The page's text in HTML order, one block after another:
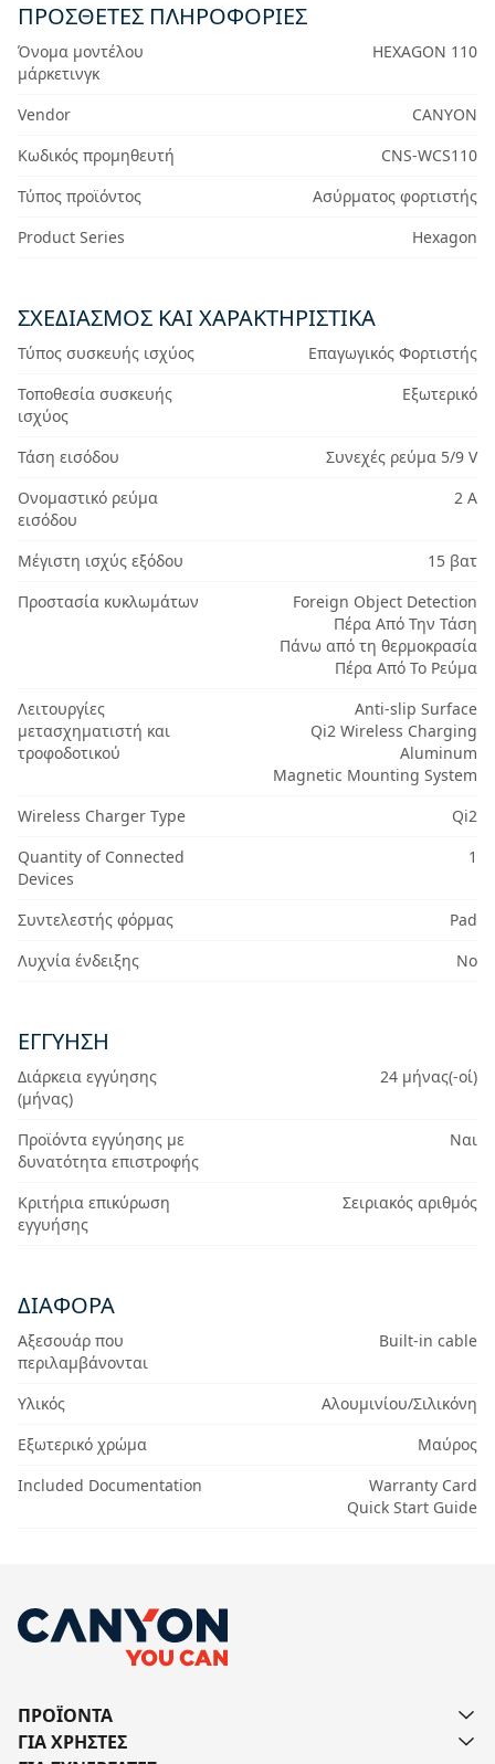
ΠΡΟΣΘΕΤΕΣ ΠΛΗΡΟΦΟΡΙΕΣ
Όνομα μοντέλου
μάρκετινγκ
HEXAGON 110
Vendor
CANYON
Κωδικός προμηθευτή
CNS-WCS110
Τύπος προϊόντος
Ασύρματος φορτιστής
Product Series
Hexagon
ΣΧΕΔΙΑΣΜΌΣ ΚΑΙ ΧΑΡΑΚΤΗΡΙΣΤΙΚΆ
Τύπος συσκευής ισχύος
Επαγωγικός Φορτιστής
Τοποθεσία συσκευής
ισχύος
Εξωτερικό
Τάση εισόδου
Συνεχές ρεύμα 5/9 V
Ονομαστικό ρεύμα
εισόδου
2 Α
Μέγιστη ισχύς εξόδου
15 βατ
Προστασία κυκλωμάτων
Foreign Object Detection
Πέρα Από Την Τάση
Πάνω από τη θερμοκρασία
Πέρα Από Το Ρεύμα
Λειτουργίες
μετασχηματιστή και
τροφοδοτικού
Anti-slip Surface
Qi2 Wireless Charging
Aluminum
Magnetic Mounting System
Wireless Charger Type
Qi2
Quantity of Connected
Devices
1
Συντελεστής φόρμας
Pad
Λυχνία ένδειξης
No
ΕΓΓΎΗΣΗ
Διάρκεια εγγύησης
(μήνας)
24 μήνας(-οί)
Προϊόντα εγγύησης με
δυνατότητα επιστροφής
Ναι
Κριτήρια επικύρωση
εγγυήσης
Σειριακός αριθμός
ΔΙΆΦΟΡΑ
Αξεσουάρ που
περιλαμβάνονται
Built-in cable
Υλικός
Αλουμινίου/Σιλικόνη
Εξωτερικό χρώμα
Μαύρος
Included Documentation
Warranty Card
Quick Start Guide
ΠΡΟΪΟΝΤΑ
ΓΙΑ ΧΡΗΣΤΕΣ